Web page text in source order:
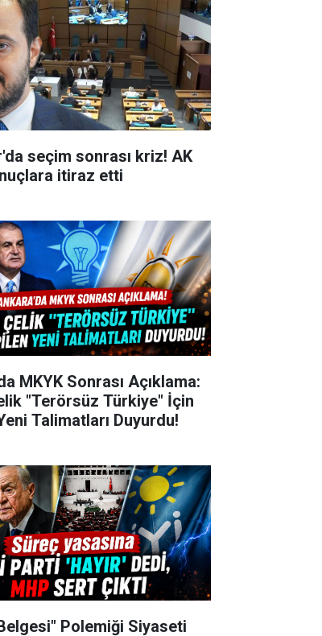
seçim sonrası kriz! AK
itiraz etti
MKYK Sonrası Açıklama:
"Terörsüz Türkiye" İçin
Talimatları Duyurdu!
Polemiği Siyaseti